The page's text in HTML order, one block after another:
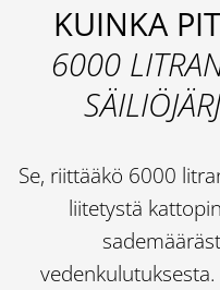
KUINKA
6000
Se, riittääkö 6000
liitetystä
vedenkulutuksesta.